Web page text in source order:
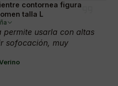
contornea figura
talla L
permite usarla con altas
sofocación, muy